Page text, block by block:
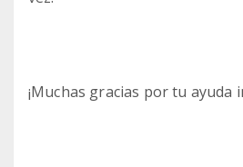
¡Muchas gracias por tu ayuda